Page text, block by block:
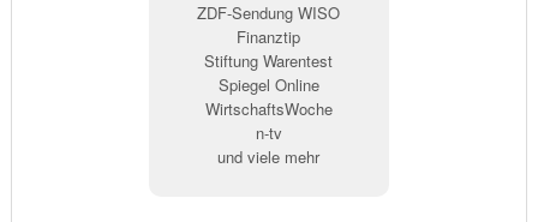
ZDF-Sendung WISO
Finanztip
Stiftung Warentest
Spiegel Online
WirtschaftsWoche
n-tv
und viele mehr